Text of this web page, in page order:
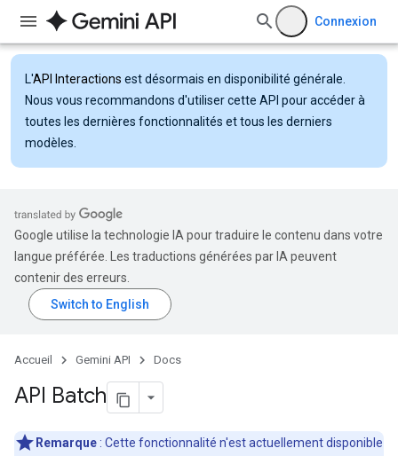
Connexion
L'API Interactions est désormais en disponibilité générale.
Nous vous recommandons d'utiliser cette API pour accéder à
toutes les dernières fonctionnalités et tous les derniers
modèles.
Google utilise la technologie IA pour traduire le contenu dans votre
langue préférée. Les traductions générées par IA peuvent
contenir des erreurs.
Accueil Gemini API Docs
API Batch
Remarque : Cette fonctionnalité n'est actuellement disponible